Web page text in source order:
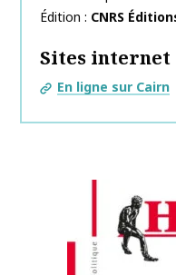
Édition
CNRS
Sites internet
En ligne sur Cairn